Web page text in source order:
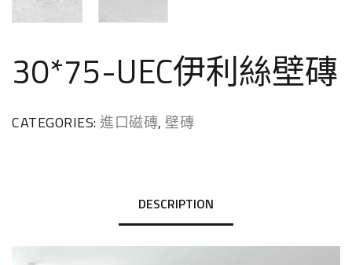
30*75-UEC伊利絲壁磚
CATEGORIES:進口磁磚, 壁磚
DESCRIPTION